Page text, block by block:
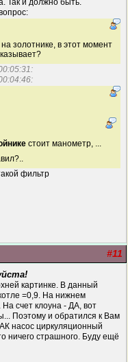
Так и должно быть.
золотнике, в этот момент
стоит манометр, ...
фильтр
#11
картинке. В данный
=0,9. На нижнем
счет клоуна - ДА, вот
Поэтому и обратился к Вам
насос циркуляционный
ничего страшного. Буду ещё